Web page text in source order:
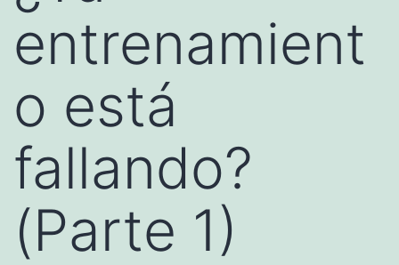
entrenamient
o está
fallando?
(Parte 1)